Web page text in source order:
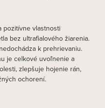
pozitívne vlastnosti
bez ultrafialového žiarenia.
k prehrievaniu.
je celkové uvoľnenie a
zlepšuje hojenie rán,
ochorení.